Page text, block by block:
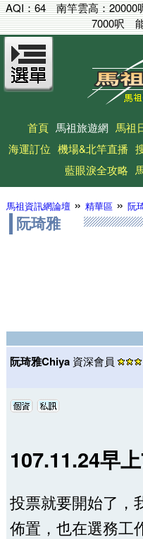
AQI：64 南竿雲高：20000
7000呎能
首頁 馬祖旅遊網 馬祖
海運訂位 機場&北竿直播
藍眼淚全攻略
馬祖資訊網論壇» 精華區» 阮
阮琦雅
阮琦雅Chiya 資深會員
107.11.24早
投票就要開始了，
佈置，也在選務工